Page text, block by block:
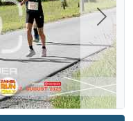
Next